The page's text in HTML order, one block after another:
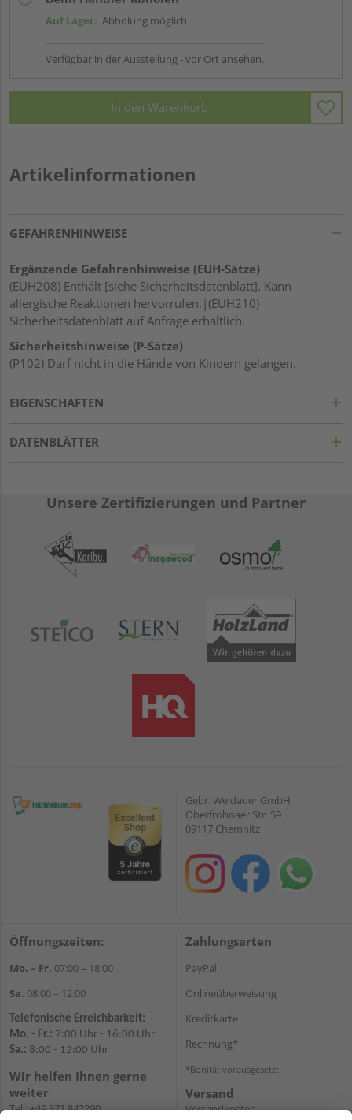
Auf Lager: Abholung möglich
Verfügbar in der Ausstellung - vor Ort ansehen.
In den Warenkorb
Artikelinformationen
GEFAHRENHINWEISE
Ergänzende Gefahrenhinweise (EUH-Sätze)
(EUH208) Enthält [siehe Sicherheitsdatenblatt]. Kann
allergische Reaktionen hervorrufen.|(EUH210)
Sicherheitsdatenblatt auf Anfrage erhältlich.
Sicherheitshinweise (P-Sätze)
(P102) Darf nicht in die Hände von Kindern gelangen.
EIGENSCHAFTEN
DATENBLÄTTER
Unsere Zertifizierungen und Partner
Gebr. Weidauer GmbH
Oberfrohnaer Str. 59
09117 Chemnitz
Öffnungszeiten:
Mo. – Fr. 07:00 – 18:00
Sa. 08:00 – 12:00
Telefonische Erreichbarkeit:
Mo. - Fr.: 7:00 Uhr - 16:00 Uhr
Sa.: 8:00 - 12:00 Uhr
Wir helfen Ihnen gerne
weiter
Tel.:+49 371 842290
Zahlungsarten
PayPal
Onlineüberweisung
Kreditkarte
Rechnung*
*Bonität vorausgesetzt
Versand
Versandkosten